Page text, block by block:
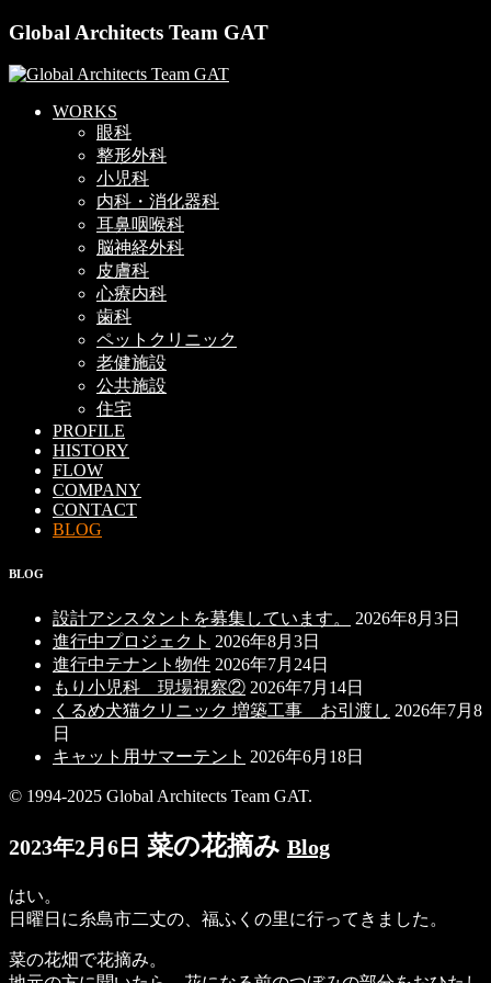
Global Architects Team GAT
WORKS
眼科
整形外科
小児科
内科・消化器科
耳鼻咽喉科
脳神経外科
皮膚科
心療内科
歯科
ペットクリニック
老健施設
公共施設
住宅
PROFILE
HISTORY
FLOW
COMPANY
CONTACT
BLOG
BLOG
設計アシスタントを募集しています。
2026年8月3日
進行中プロジェクト 2026年8月3日
進行中テナント物件 2026年7月24日
もり小児科 現場視察② 2026年7月14日
くるめ犬猫クリニック 増築工事 お引渡し 2026年7月8
日
キャット用サマーテント 2026年6月18日
© 1994-2025 Global Architects Team GAT.
2023年2月6日 菜の花摘み Blog
はい。
日曜日に糸島市二丈の、福ふくの里に行ってきました。
菜の花畑で花摘み。